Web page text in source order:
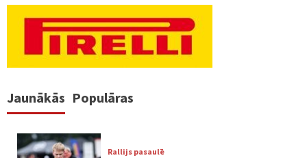
Jaunākās Populāras
Rallijs pasaulē